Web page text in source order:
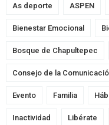
As deporte ASPEN
Bienestar Emocional
Bosque de Chapultepec
Consejo de la
Evento Familia
Inactividad Libérate